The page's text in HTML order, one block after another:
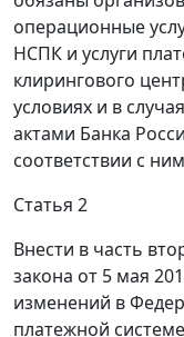
операционные
НСПК и услуги
клирингового
условиях и в
актами Банка
соответствии с
Статья 2
Внести в часть
закона от 5 мая
изменений в
платежной